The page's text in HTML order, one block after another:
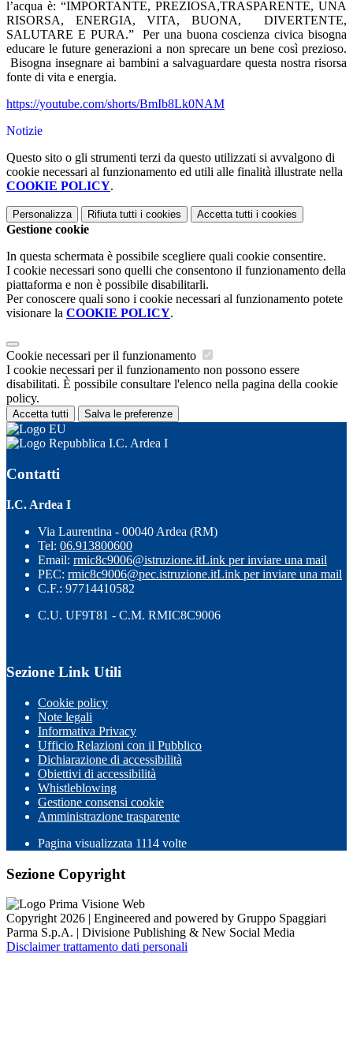
l’acqua è: “IMPORTANTE, PREZIOSA,TRASPARENTE, UNA
RISORSA, ENERGIA, VITA, BUONA, DIVERTENTE,
SALUTARE E PURA.” Per una buona coscienza civica bisogna
educare le future generazioni a non sprecare un bene così prezioso.
Bisogna insegnare ai bambini a salvaguardare questa nostra risorsa
fonte di vita e energia.
https://youtube.com/shorts/BmIb8Lk0NAM
Notizie
Questo sito o gli strumenti terzi da questo utilizzati si avvalgono di
cookie necessari al funzionamento ed utili alle finalità illustrate nella
COOKIE POLICY.
Personalizza Rifiuta tutti i cookies Accetta tutti i cookies
Gestione cookie
In questa schermata è possibile scegliere quali cookie consentire.
I cookie necessari sono quelli che consentono il funzionamento della
piattaforma e non è possibile disabilitarli.
Per conoscere quali sono i cookie necessari al funzionamento potete
visionare la COOKIE POLICY.
Cookie necessari per il funzionamento
I cookie necessari per il funzionamento non possono essere
disabilitati. È possibile consultare l'elenco nella pagina della cookie
policy.
Accetta tutti Salva le preferenze
I.C. Ardea I
Contatti
I.C. Ardea I
Via Laurentina - 00040 Ardea (RM)
Tel: 06.913800600
Email: rmic8c9006@istruzione.itLink per inviare una mail
PEC: rmic8c9006@pec.istruzione.itLink per inviare una mail
C.F.: 97714410582
C.U. UF9T81 - C.M. RMIC8C9006
Sezione Link Utili
Cookie policy
Note legali
Informativa Privacy
Ufficio Relazioni con il Pubblico
Dichiarazione di accessibilità
Obiettivi di accessibilità
Whistleblowing
Gestione consensi cookie
Amministrazione trasparente
Pagina visualizzata 1114 volte
Sezione Copyright
Copyright 2026 | Engineered and powered by Gruppo Spaggiari
Parma S.p.A. | Divisione Publishing & New Social Media
Disclaimer trattamento dati personali